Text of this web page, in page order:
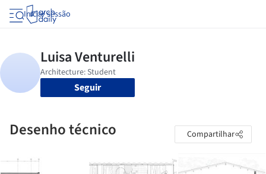
Iniciar sessão
Seguir
Desenho técnico Compartilhar